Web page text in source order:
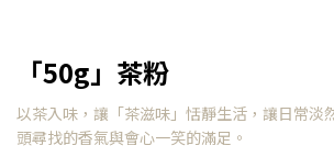
「50g」茶粉
以茶入味，讓「茶滋味」恬靜生活，讓日常淡
頭尋找的香氣與會心一笑的滿足。